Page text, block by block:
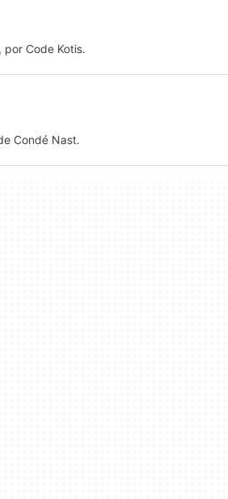
por Code Kotis.
Condé Nast.